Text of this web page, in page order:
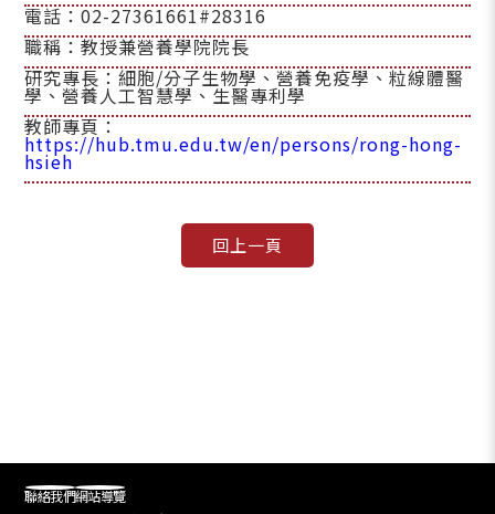
電話：02-27361661#28316
職稱：教授兼營養學院院長
研究專長：細胞/分子生物學、營養免疫學、粒線體醫
學、營養人工智慧學、生醫專利學
教師專頁：
https://hub.tmu.edu.tw/en/persons/rong-hong-
hsieh
聯絡我們網站導覽